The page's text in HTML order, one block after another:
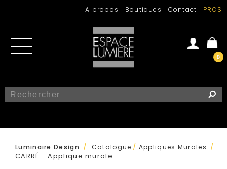
A propos Boutiques Contact PROS
0
Se connecter
Luminaire Design / Catalogue / Appliques Murales /
CARRÉ - Applique murale